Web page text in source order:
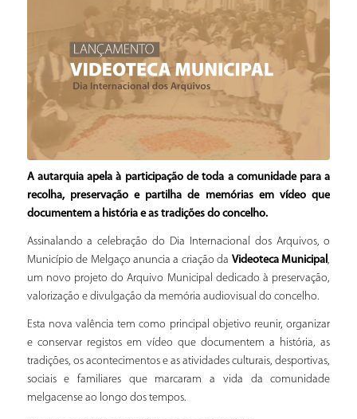
A autarquia apela à participação de toda a comunidade para a
recolha, preservação e partilha de memórias em vídeo que
documentem a história e as tradições do concelho.
Assinalando a celebração do Dia Internacional dos Arquivos, o
Município de Melgaço anuncia a criação da Videoteca Municipal ,
um novo projeto do Arquivo Municipal dedicado à preservação,
valorização e divulgação da memória audiovisual do concelho.
Esta nova valência tem como principal objetivo reunir, organizar
e conservar registos em vídeo que documentem a história, as
tradições, os acontecimentos e as atividades culturais, desportivas,
sociais e familiares que marcaram a vida da comunidade
melgacense ao longo dos tempos.